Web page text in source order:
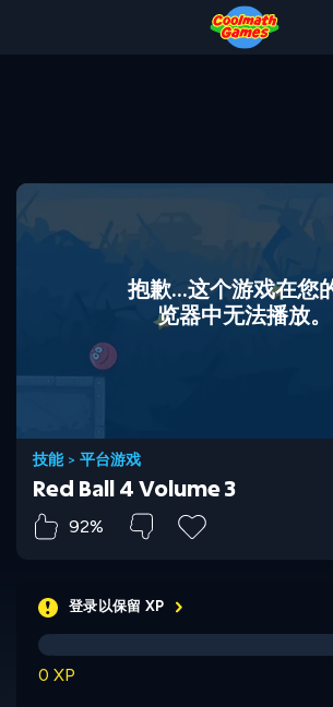
抱歉...这个游戏在您
览器中无法播放。
技能> 平台游戏
Red Ball 4 Volume 3
92%
登录以保留 XP
0 XP